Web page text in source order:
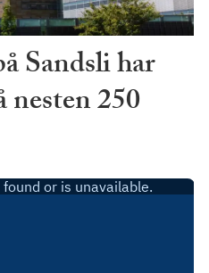
Sandsli har
250